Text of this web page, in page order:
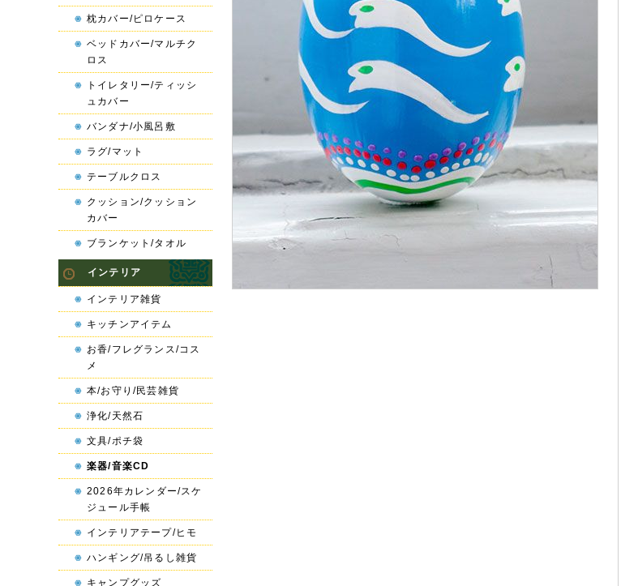
枕カバー/ピロケース
ベッドカバー/マルチク
ロス
トイレタリー/ティッシ
ュカバー
バンダナ/小風呂敷
ラグ/マット
テーブルクロス
クッション/クッション
カバー
ブランケット/タオル
インテリア
インテリア雑貨
キッチンアイテム
お香/フレグランス/コス
メ
本/お守り/民芸雑貨
浄化/天然石
文具/ポチ袋
楽器/音楽CD
2026年カレンダー/スケ
ジュール手帳
インテリアテープ/ヒモ
ハンギング/吊るし雑貨
キャンプグッズ